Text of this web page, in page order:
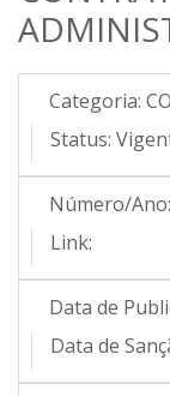
Categoria:
Status:
Número/Ano:
Link:
Data de
Data de